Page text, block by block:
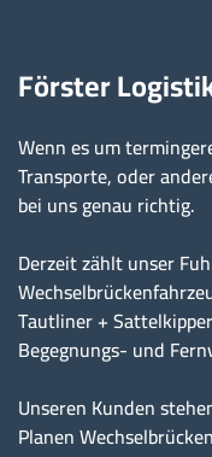
Förster
Wenn es um
Transporte, oder
bei uns genau richtig.
Derzeit zählt unser
Tautliner +
Begegnungs- und
Unseren Kunden
Planen